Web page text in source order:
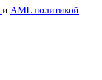
и AML политикой